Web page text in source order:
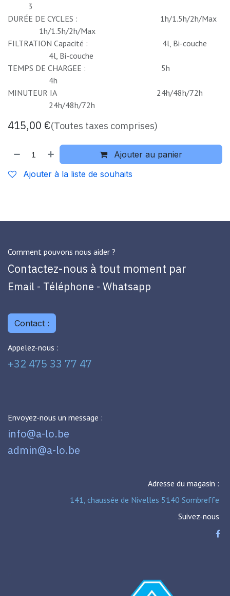
​3
DURÉE DE CYCLES :
​1h/1.5h/2h/Max
​​1h/1.5h/2h/Max
FILTRATION Capacité :
​4l, Bi-couche
​4l, Bi-couche
TEMPS DE CHARGEE :
​5h
​4h
MINUTEUR IA
​24h/48h/72h
​​24h/48h/72h
415,00 €(Toutes taxes comprises)
Ajouter au panier
Ajouter à la liste de souhaits
Comment pouvons nous aider ?
Contactez-nous à tout moment par
Email - Téléphone - Whatsapp
Contact :
Appelez-nous :
+32 475 33 77 47
Envoyez-nous un message :
info@a-lo.be
admin@a-lo.be
Adresse du magasin :
141, chaussée de Nivelles 5140 Sombreffe
Suivez-nous